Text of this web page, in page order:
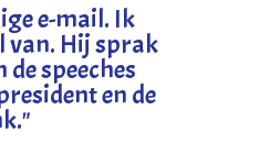
e-mail. Ik
van. Hij sprak
speeches
en de
."